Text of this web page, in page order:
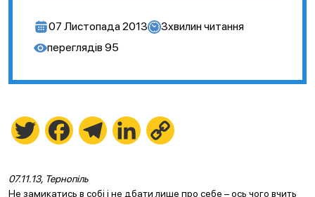
07 Листопада 2013 3хвилин читання
переглядів 95
Twitter FacebookTelegramLinkedIn
07.11.13, Тернопіль
Не замикатись в собі і не дбати лише про себе – ось чого вчить